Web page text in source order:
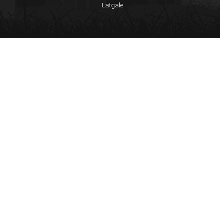
Latgale